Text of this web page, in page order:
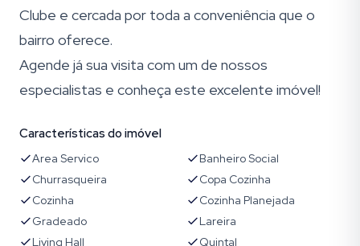
Clube e cercada por toda a conveniência que o
bairro oferece.
Agende já sua visita com um de nossos
especialistas e conheça este excelente imóvel!
Características do imóvel
Area Servico
Banheiro Social
Churrasqueira
Copa Cozinha
Cozinha
Cozinha Planejada
Gradeado
Lareira
Living Hall
Quintal